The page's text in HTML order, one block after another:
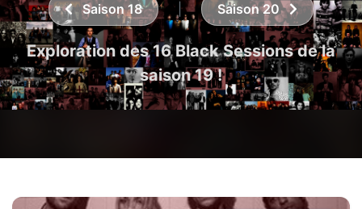
Saison 18 | Saison 20
Exploration des 16 Black Sessions de la
saison 19 !